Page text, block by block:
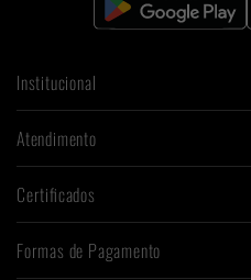
Institucional
Atendimento
Certificados
Formas de Pagamento